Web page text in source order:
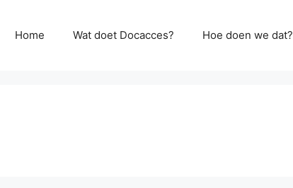
Home Wat doet Docacces? Hoe doen we dat?